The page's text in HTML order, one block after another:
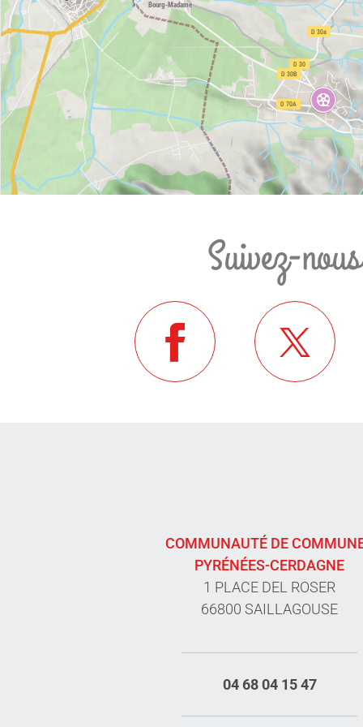
Suivez-
COMMUNAUTÉ DE
PYRÉNÉES-CERDAGNE
1 PLACE DEL ROSER
66800 SAILLAGOUSE
04 68 04 15 47